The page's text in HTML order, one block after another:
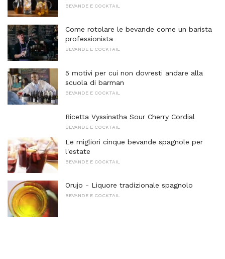
BEVANDE E COCKTAIL
Come rotolare le bevande come un barista
professionista
BEVANDE E COCKTAIL
5 motivi per cui non dovresti andare alla
scuola di barman
BEVANDE E COCKTAIL
Ricetta Vyssinatha Sour Cherry Cordial
BEVANDE E COCKTAIL
Le migliori cinque bevande spagnole per
l'estate
BEVANDE E COCKTAIL
Orujo - Liquore tradizionale spagnolo
BEVANDE E COCKTAIL